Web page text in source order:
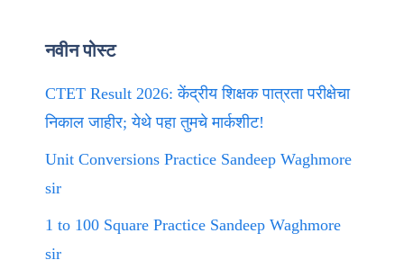
नवीन पोस्ट
CTET Result 2026: केंद्रीय शिक्षक पात्रता परीक्षेचा
निकाल जाहीर; येथे पहा तुमचे मार्कशीट!
Unit Conversions Practice Sandeep Waghmore
sir
1 to 100 Square Practice Sandeep Waghmore
sir